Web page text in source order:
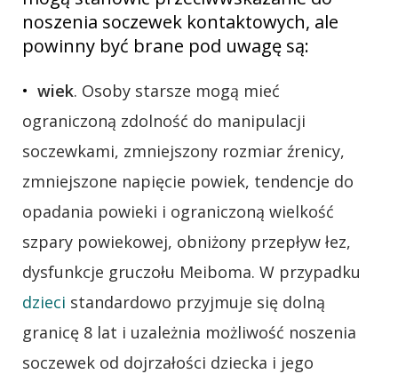
noszenia soczewek kontaktowych, ale
powinny być brane pod uwagę są:
wiek. Osoby starsze mogą mieć
ograniczoną zdolność do manipulacji
soczewkami, zmniejszony rozmiar źrenicy,
zmniejszone napięcie powiek, tendencje do
opadania powieki i ograniczoną wielkość
szpary powiekowej, obniżony przepływ łez,
dysfunkcje gruczołu Meiboma. W przypadku
dzieci standardowo przyjmuje się dolną
granicę 8 lat i uzależnia możliwość noszenia
soczewek od dojrzałości dziecka i jego